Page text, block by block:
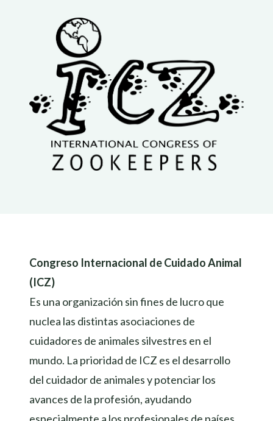
Congreso Internacional de Cuidado Animal
(ICZ)
Es una organización sin fines de lucro que
nuclea las distintas asociaciones de
cuidadores de animales silvestres en el
mundo. La prioridad de ICZ es el desarrollo
del cuidador de animales y potenciar los
avances de la profesión, ayudando